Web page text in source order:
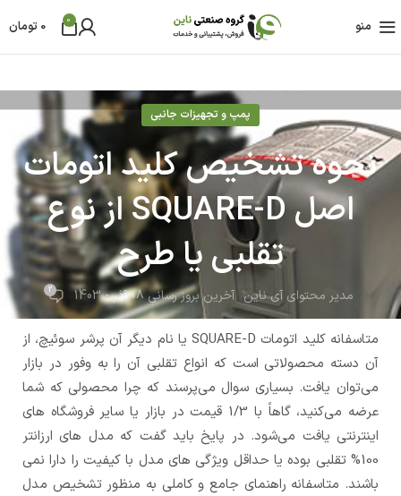
منو 0
0 تومان
پمپ و تجهیزات جانبی
نحوه تشخیص کلید اتومات
اصل SQUARE-D از نوع
تقلبی یا طرح
مدیر محتوای آی ناین آخرین بروز رسانی 08 آذر - 1403 2
متاسفانه کلید اتومات SQUARE-D یا نام دیگر آن پرشر سوئیچ، از
آن دسته محصولاتی است که انواع تقلبی آن را به وفور در بازار
می‌توان یافت. بسیاری سوال می‌پرسند که چرا محصولی که شما
عرضه می‌کنید، گاهاً با 1/3 قیمت در بازار یا سایر فروشگاه های
اینترنتی یافت می‌شود. در پایخ باید گفت که مدل های ارزانتر
100% تقلبی بوده یا حداقل ویژگی های مدل با کیفیت را دارا نمی
باشند. متاسفانه راهنمای جامع و کاملی به منظور تشخیص مدل